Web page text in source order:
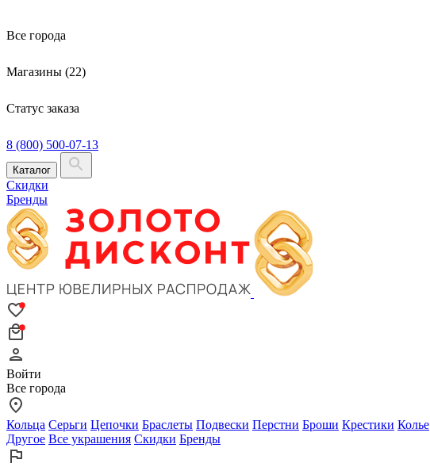
Все города
Магазины (22)
Статус заказа
8 (800) 500-07-13
Каталог
Скидки
Бренды
Войти
Все города
Кольца Серьги Цепочки Браслеты Подвески Перстни Броши Крестики Колье
Другое Все украшения Скидки Бренды